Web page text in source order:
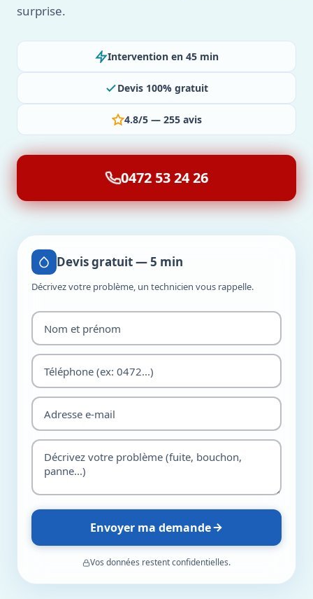
surprise.
Intervention en 45 min
Devis 100% gratuit
4.8/5 — 255 avis
0472 53 24 26
Devis gratuit — 5 min
Décrivez votre problème, un technicien vous rappelle.
Envoyer ma demande
Vos données restent confidentielles.